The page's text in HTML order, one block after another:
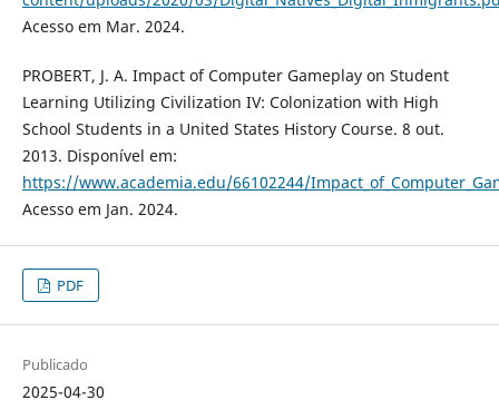
Acesso em Mar. 2024.
PROBERT, J. A. Impact of Computer Gameplay on Student
Learning Utilizing Civilization IV: Colonization with High
School Students in a United States History Course. 8 out.
2013. Disponível em:
https://www.academia.edu/66102244/
Acesso em Jan. 2024.
PDF
Publicado
2025-04-30